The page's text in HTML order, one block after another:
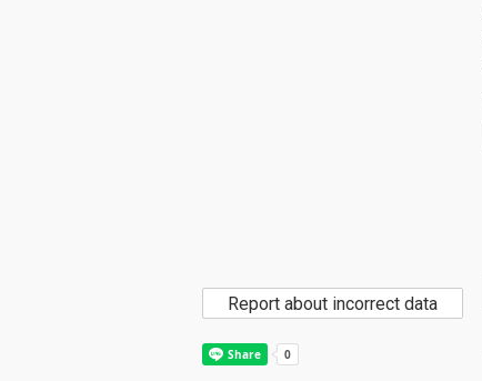
Report about incorrect data